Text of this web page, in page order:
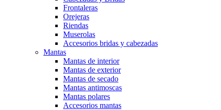
Frontaleras
Orejeras
Riendas
Muserolas
Accesorios bridas y cabezadas
Mantas
Mantas de interior
Mantas de exterior
Mantas de secado
Mantas antimoscas
Mantas polares
Accesorios mantas